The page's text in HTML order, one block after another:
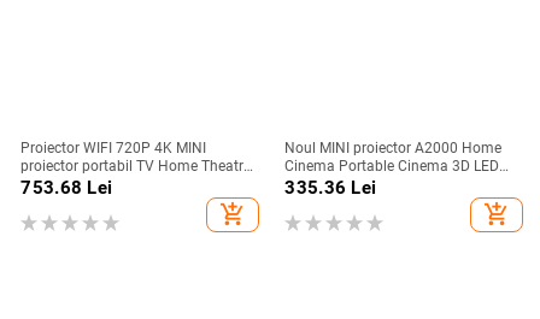
Proiector WIFI 720P 4K MINI
proiector portabil TV Home Theatre
Cinema Suport HDMI Android
1080P pentru telefonul mobil
SAMSUNG XIAOMI
753.68 Lei
add_shopping_cart
Noul MINI proiector A2000 Home
Cinema Portable Cinema 3D LED
Videoproiector Laser Beamer pentru
4K 1080P Via HD Port Smart TV
BOX
335.36 Lei
add_shopping_cart